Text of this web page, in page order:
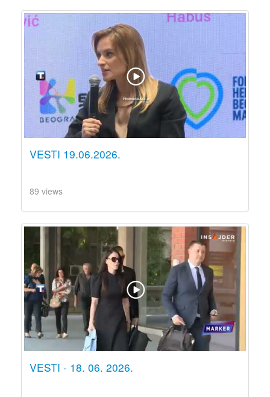
VESTI 19.06.2026.
89 views
VESTI - 18. 06. 2026.